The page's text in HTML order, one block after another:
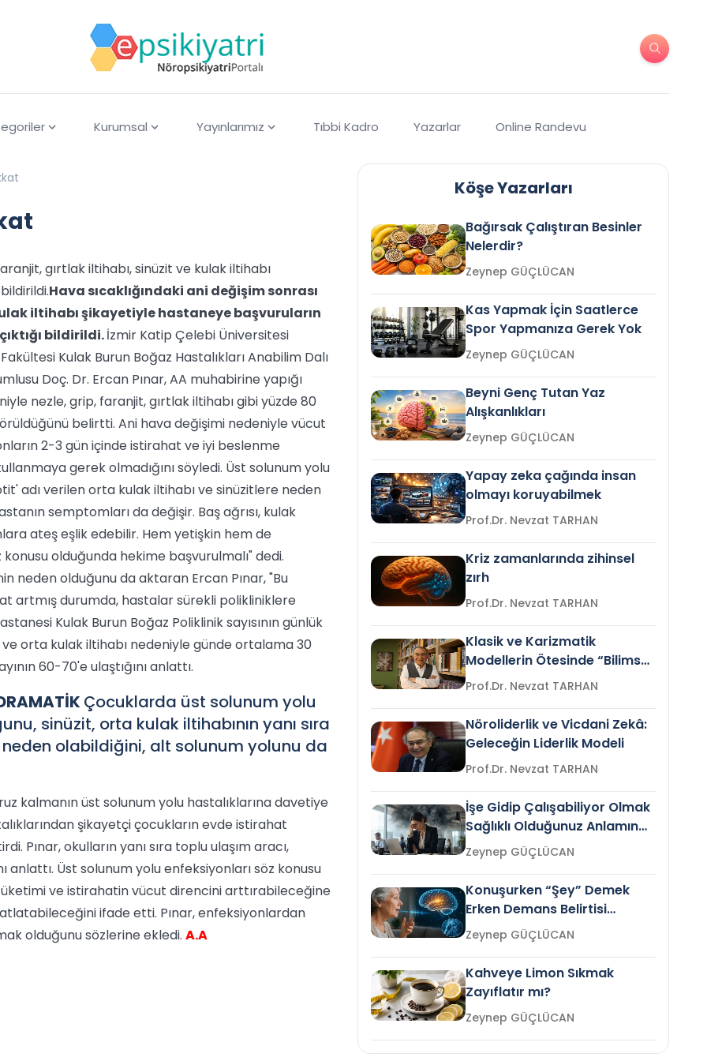
Kurumsal Yayınlarımız Tıbbi Kadro Yazarlar Online Randevu
gırtlak iltihabı, sinüzit ve kulak iltihabı
Hava sıcaklığındaki ani değişim sonrası
iltihabı şikayetiyle hastaneye başvuruların
bildirildi.İzmir Katip Çelebi Üniversitesi
Kulak Burun Boğaz Hastalıkları Anabilim Dalı
Doç. Dr. Ercan Pınar, AA muhabirine yapığı
nezle, grip, faranjit, gırtlak iltihabı gibi yüzde 80
belirtti. Ani hava değişimi nedeniyle vücut
2-3 gün içinde istirahat ve iyi beslenme
gerek olmadığını söyledi. Üst solunum yolu
adı verilen orta kulak iltihabı ve sinüzitlere neden
semptomları da değişir. Baş ağrısı, kulak
ateş eşlik edebilir. Hem yetişkin hem de
olduğunda hekime başvurulmalı" dedi.
neden olduğunu da aktaran Ercan Pınar, "Bu
artmış durumda, hastalar sürekli polikliniklere
Kulak Burun Boğaz Poliklinik sayısının günlük
orta kulak iltihabı nedeniyle günde ortalama 30
60-70'e ulaştığını anlattı.
Çocuklarda üst solunum yolu
sinüzit, orta kulak iltihabının yanı sıra
olabildiğini, alt solunum yolunu da
kalmanın üst solunum yolu hastalıklarına davetiye
şikayetçi çocukların evde istirahat
Pınar, okulların yanı sıra toplu ulaşım aracı,
anlattı. Üst solunum yolu enfeksiyonları söz konusu
ve istirahatin vücut direncini arttırabileceğine
ifade etti. Pınar, enfeksiyonlardan
olduğunu sözlerine ekledi. A.A
Köşe Yazarları
Bağırsak Çalıştıran Besinler
Nelerdir?
Zeynep GÜÇLÜCAN
Kas Yapmak İçin Saatlerce
Spor Yapmanıza Gerek Yok
Zeynep GÜÇLÜCAN
Beyni Genç Tutan Yaz
Alışkanlıkları
Zeynep GÜÇLÜCAN
Yapay zeka çağında insan
olmayı koruyabilmek
Prof.Dr. Nevzat TARHAN
Kriz zamanlarında zihinsel
zırh
Prof.Dr. Nevzat TARHAN
Klasik ve Karizmatik
Modellerin Ötesinde “Bilimsel
Liderlik”
Prof.Dr. Nevzat TARHAN
Nöroliderlik ve Vicdani Zekâ:
Geleceğin Liderlik Modeli
Prof.Dr. Nevzat TARHAN
İşe Gidip Çalışabiliyor Olmak
Sağlıklı Olduğunuz Anlamına
Gelir mi?Zeynep GÜÇLÜCAN
Konuşurken “Şey” Demek
Erken Demans Belirtisi
Olabilir mi?Zeynep GÜÇLÜCAN
Kahveye Limon Sıkmak
Zayıflatır mı?
Zeynep GÜÇLÜCAN